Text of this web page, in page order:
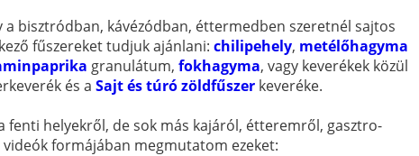
a bisztródban, kávézódban, éttermedben szeretnél sajtos
fűszereket tudjuk ajánlani: chilipehely, metélőhagyma
granulátum, fokhagyma, vagy keverékek közül
és a Sajt és túró zöldfűszer keveréke.
fenti helyekről, de sok más kajáról, étteremről, gasztro-
formájában megmutatom ezeket: